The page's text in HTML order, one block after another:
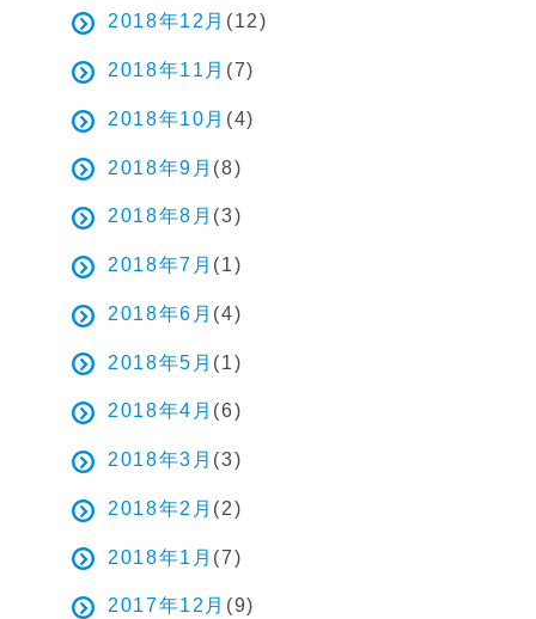
2018年12月 (12)
2018年11月 (7)
2018年10月 (4)
2018年9月 (8)
2018年8月 (3)
2018年7月 (1)
2018年6月 (4)
2018年5月 (1)
2018年4月 (6)
2018年3月 (3)
2018年2月 (2)
2018年1月 (7)
2017年12月 (9)